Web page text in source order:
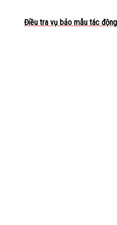
Điều tra vụ bảo mẫu tác